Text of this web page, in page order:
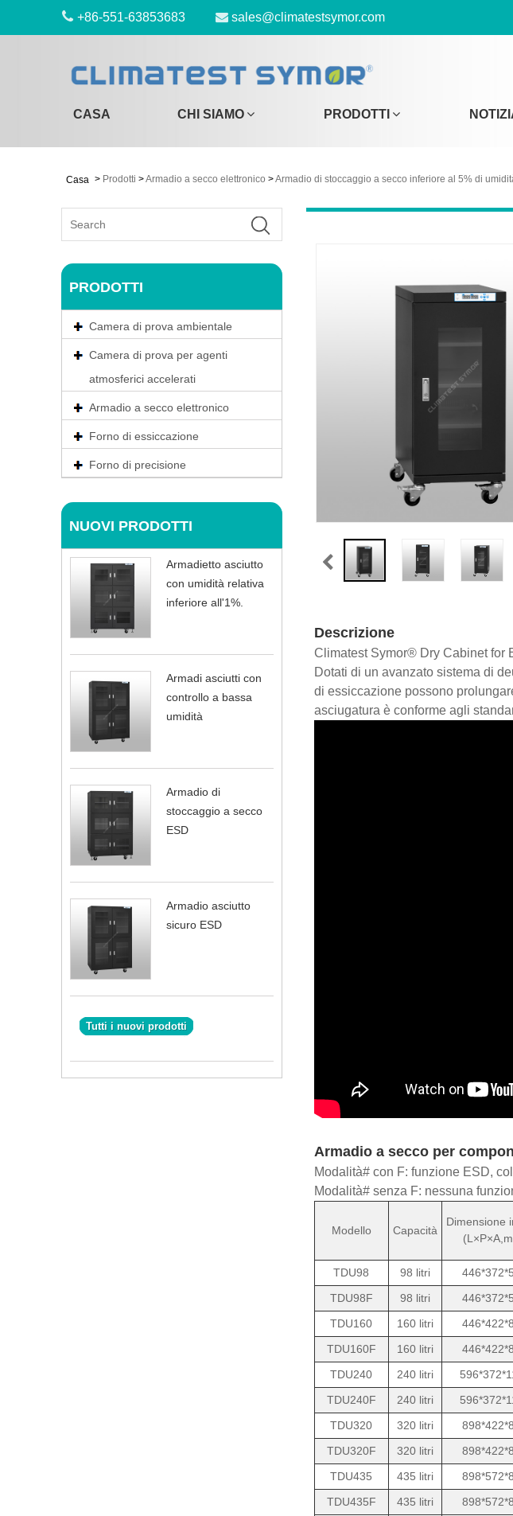
+86-551-63853683 sales@climatestsymor.com
CASA CHI SIAMO PRODOTTI
Casa > Prodotti >Armadio a secco elettronico >Armadio di stoccaggio a secco inferiore al 5% di
PRODOTTI
Camera di prova ambientale
Camera di prova per agenti
atmosferici accelerati
Armadio a secco elettronico
Forno di essiccazione
Forno di precisione
NUOVI PRODOTTI
Armadietto asciutto
con umidità relativa
inferiore all'1%.
Armadi asciutti con
controllo a bassa
umidità
Armadio di
stoccaggio a secco
ESD
Armadio asciutto
sicuro ESD
Tutti i nuovi prodotti
Descrizione
Climatest Symor® Dry Cabinet for
Dotati di un avanzato sistema di
di essiccazione possono
asciugatura è conforme agli
Armadio a secco per
Modalità# con F: funzione ESD,
Modalità# senza F: nessuna
Modello Capacità
Dimensione
TDU98 98 litri
TDU98F
98 litri
TDU160
160 litri
TDU160F
160 litri
TDU240
240 litri
TDU240F
240 litri
TDU320
320 litri
TDU320F
320 litri
TDU435
435 litri
TDU435F
435 litri